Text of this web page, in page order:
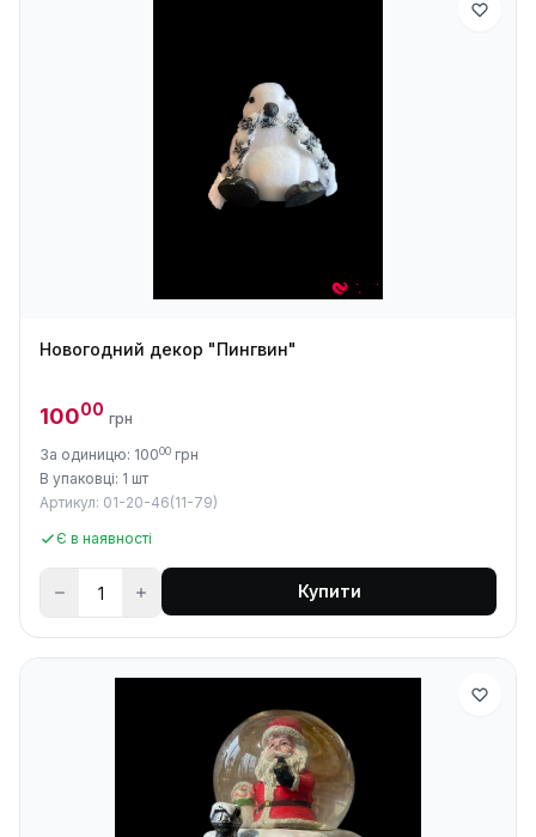
Новогодний декор "Пингвин"
10000 грн
За одиницю: 10000 грн
В упаковці: 1 шт
Артикул: 01-20-46(11-79)
Є в наявності
Купити